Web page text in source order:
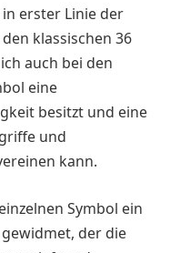
erster Linie der
klassischen 36
auch bei den
eine
besitzt und eine
und
kann.
Symbol ein
der die